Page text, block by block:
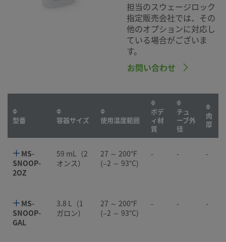
担当のスウェージロック
指定販売会社では、その
他のオプションに対応し
ている場合がございま
す。
お問い合わせ
型番 容器サイズ 使用温度範囲
ボデ
ィ材
質
チュ
ーブ外
径
肉
厚
MS-
SNOOP-
2OZ
59 mL（2
オンス）
27 ～ 200°F
(–2 ～ 93°C)
- - -
MS-
SNOOP-
GAL
3.8 L（1
ガロン）
27 ～ 200°F
(–2 ～ 93°C)
- - -